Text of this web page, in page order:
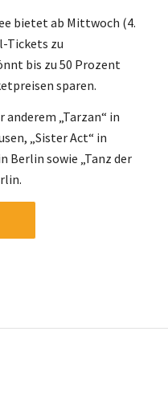
bietet ab Mittwoch (4.
Tickets zu
bis zu 50 Prozent
sparen.
„Tarzan“ in
„Sister Act“ in
Berlin sowie „Tanz der